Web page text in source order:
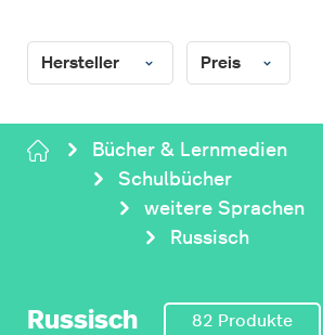
Hersteller Preis
Bücher & Lernmedien
Schulbücher
weitere Sprachen
Russisch
Russisch 82 Produkte